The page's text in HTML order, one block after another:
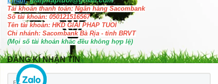
Tài khoản thanh toán: Ngân hàng Sacombank
Số tài khoản: 050121516567
Tên tài khoản: HKD GIAI PHAP TUOI
Chi nhánh: Sacombank Bà Rịa - tỉnh BRVT
(Mọi số tài khoản khác đều không hợp lệ)
ĐĂNG KÍ NHẬN TIN